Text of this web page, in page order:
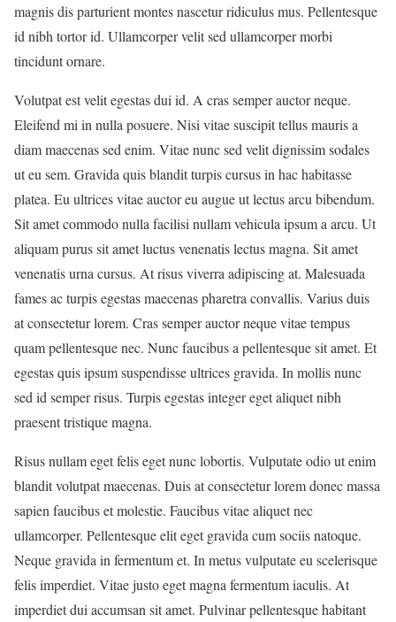
magnis dis parturient montes nascetur ridiculus mus. Pellentesque
id nibh tortor id. Ullamcorper velit sed ullamcorper morbi
tincidunt ornare.
Volutpat est velit egestas dui id. A cras semper auctor neque.
Eleifend mi in nulla posuere. Nisi vitae suscipit tellus mauris a
diam maecenas sed enim. Vitae nunc sed velit dignissim sodales
ut eu sem. Gravida quis blandit turpis cursus in hac habitasse
platea. Eu ultrices vitae auctor eu augue ut lectus arcu bibendum.
Sit amet commodo nulla facilisi nullam vehicula ipsum a arcu. Ut
aliquam purus sit amet luctus venenatis lectus magna. Sit amet
venenatis urna cursus. At risus viverra adipiscing at. Malesuada
fames ac turpis egestas maecenas pharetra convallis. Varius duis
at consectetur lorem. Cras semper auctor neque vitae tempus
quam pellentesque nec. Nunc faucibus a pellentesque sit amet. Et
egestas quis ipsum suspendisse ultrices gravida. In mollis nunc
sed id semper risus. Turpis egestas integer eget aliquet nibh
praesent tristique magna.
Risus nullam eget felis eget nunc lobortis. Vulputate odio ut enim
blandit volutpat maecenas. Duis at consectetur lorem donec massa
sapien faucibus et molestie. Faucibus vitae aliquet nec
ullamcorper. Pellentesque elit eget gravida cum sociis natoque.
Neque gravida in fermentum et. In metus vulputate eu scelerisque
felis imperdiet. Vitae justo eget magna fermentum iaculis. At
imperdiet dui accumsan sit amet. Pulvinar pellentesque habitant